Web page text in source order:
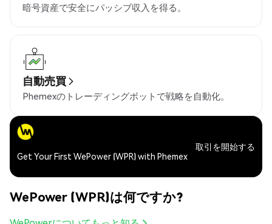
暗号資産で安全にパッシブ収入を得る。
自動売買
Phemexのトレーディングボットで戦略を自動化。
Get Your First WePower (WPR) with Phemex
取引を開始する
WePower (WPR)は何ですか?